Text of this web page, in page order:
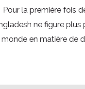
Pour la première fois
ne figure plus
en matière de